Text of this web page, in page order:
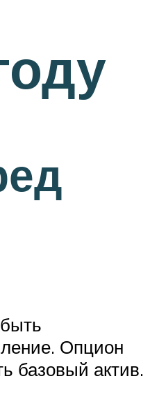
Опцион
базовый актив.